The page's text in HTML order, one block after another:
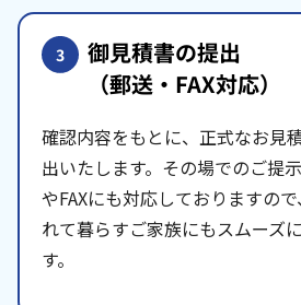
3 御見積書の提出
（郵送・FAX対応）
確認内容をもとに、正式なお見
出いたします。その場でのご提
やFAXにも対応しておりますの
れて暮らすご家族にもスムーズ
す。